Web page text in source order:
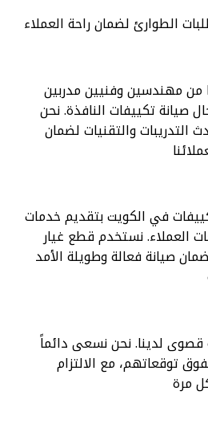
الطوارئ لضمان راحة العملاء
من مهندسين وفنيين مدربين
صيانة تكييفات النافذة. نحن
والتقنيات لضمان
في الكويت بتقديم خدمات
العملاء. نستخدم قطع غيار
صيانة فعالة وطويلة الأمد
قصوى لدينا. نحن نسعى دائماً
توقعاتهم، مع الالتزام
مرة